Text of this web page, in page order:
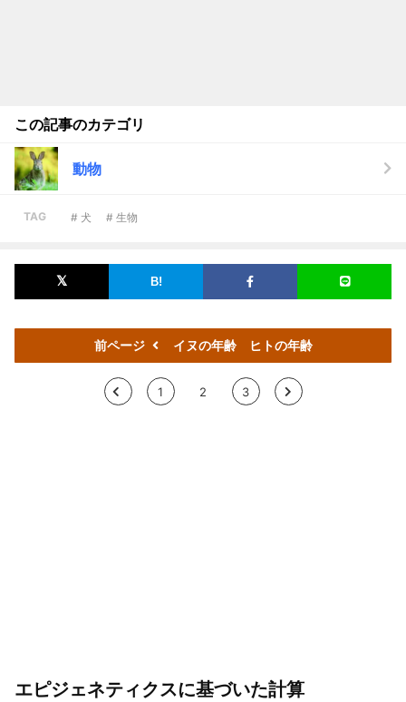
この記事のカテゴリ
動物
TAG # 犬 # 生物
前ページ イヌの年齢 ヒトの年齢
< 1 2 3 >
エピジェネティクスに基づいた計算